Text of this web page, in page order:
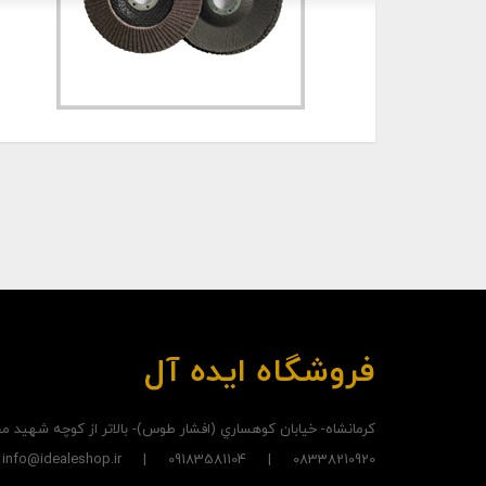
فروشگاه ایده آل
کرمانشاه- خيابان کوهساري (افشار طوس)- بالاتر از کوچه
08338210920 | 09183581104 | info@idealeshop.ir